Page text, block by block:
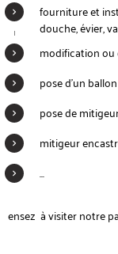
fourniture et
douche, évier,
modification ou
pose d'un
pose de
mitigeur
...
ensez à visiter notre